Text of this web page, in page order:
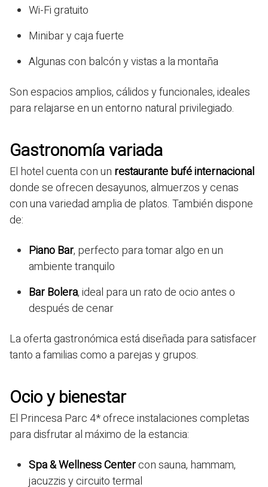
Wi-Fi gratuito
Minibar y caja fuerte
Algunas con balcón y vistas a la montaña
Son espacios amplios, cálidos y funcionales, ideales
para relajarse en un entorno natural privilegiado.
Gastronomía variada
El hotel cuenta con un restaurante bufé internacional
donde se ofrecen desayunos, almuerzos y cenas
con una variedad amplia de platos. También dispone
de:
Piano Bar, perfecto para tomar algo en un
ambiente tranquilo
Bar Bolera, ideal para un rato de ocio antes o
después de cenar
La oferta gastronómica está diseñada para satisfacer
tanto a familias como a parejas y grupos.
Ocio y bienestar
El Princesa Parc 4* ofrece instalaciones completas
para disfrutar al máximo de la estancia:
Spa & Wellness Centercon sauna, hammam,
jacuzzis y circuito termal